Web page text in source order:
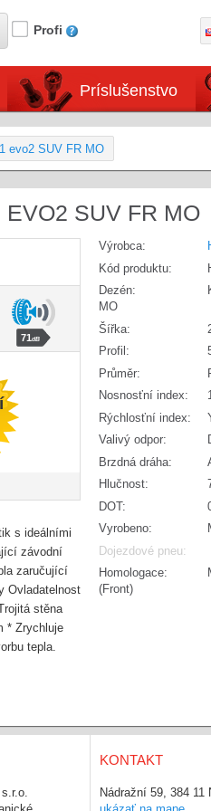
Profi
Príslušenstvo
evo2 SUV FR MO
SUV FR MO
71dB
s ideálními
závodní
zaručující
Ovladatelnost
stěna
* Zrychluje
tepla.
Výrobca:
Kód produktu:
Dezén:
MO
Šířka:
Profil:
Průměr:
Nosnosťní index:
Rýchlosťní index:
Valivý odpor:
Brzdná dráha:
Hlučnost:
DOT:
Vyrobeno:
Dojezdové pneu:
Homologace:
(Front)
KONTAKT
Nádražní 59, 384 11